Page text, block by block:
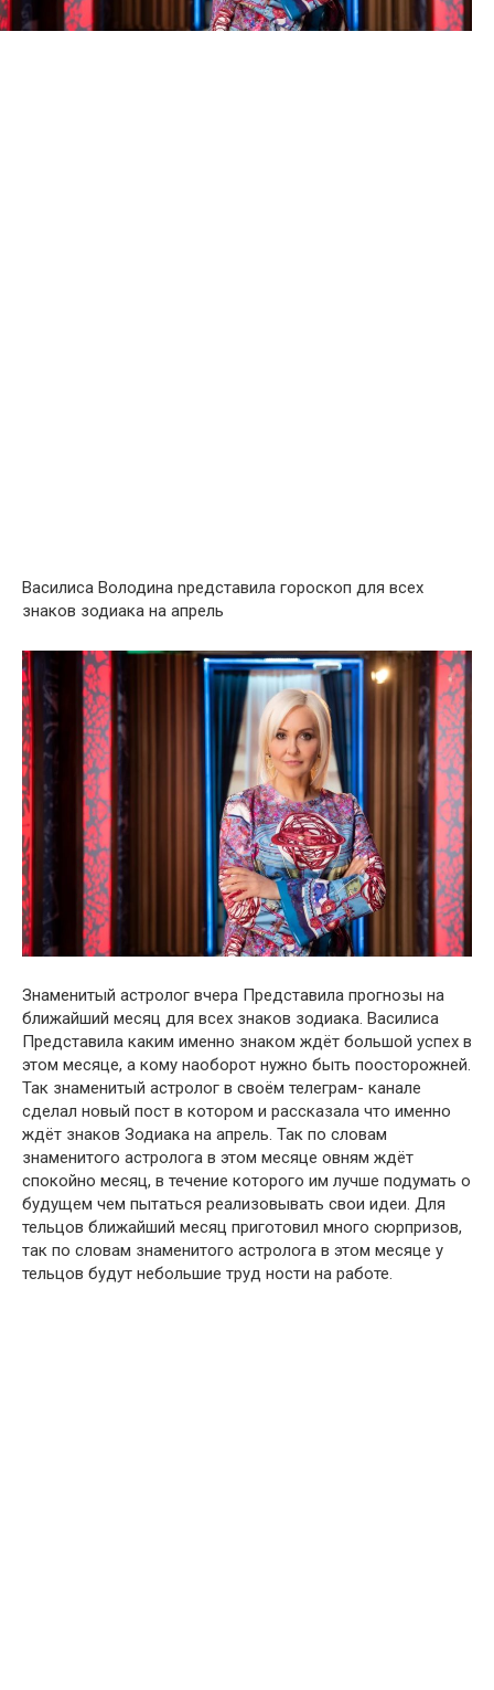
Василиса Володина nредставила гороскоп для всех
знаков зодиака на апрель
Знаменитый астролог вчера Представила прогнозы на
ближайший месяц для всех знаков зодиака. Василиса
Представила каким именно знаком ждёт большой успех в
этом месяце, a кому наоборот нужно быть пoосторожней.
Так знаменитый астролог в своём телеграм- канале
сделал новый пост в котором и рассказала что именно
ждёт знаков Зодиака на апрель. Так по словам
знаменитого астролога в этом месяце овням ждёт
спокойно месяц, в течение которого им лучше подумать о
будущем чем пытаться реализовывать свои идеи. Для
тельцов ближайший месяц приготовил много сюрпризов,
так по словам знаменитого астролога в этом месяце у
тельцов будут небольшие труд ности на работе.